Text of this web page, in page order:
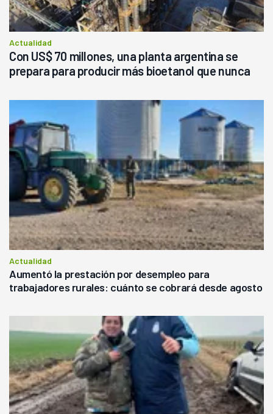
Actualidad
Con US$ 70 millones, una planta argentina se
prepara para producir más bioetanol que nunca
Actualidad
Aumentó la prestación por desempleo para
trabajadores rurales: cuánto se cobrará desde agosto